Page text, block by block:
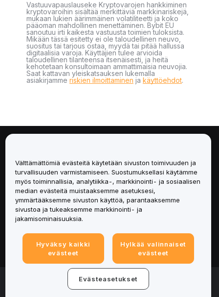
Vastuuvapauslauseke Kryptovarojen hankkiminen
kryptovaroihin sisältää merkittäviä markkinariskejä,
mukaan lukien äärimmäinen volatiliteetti ja koko
pääoman mahdollinen menettäminen. Bybit EU
sanoutuu irti kaikesta vastuusta toimien tuloksista.
Mikään tässä esitetty ei ole taloudellinen neuvo,
suositus tai tarjous ostaa, myydä tai pitää hallussa
digitaalisia varoja. Käyttäjien tulee arvioida
taloudellinen tilanteensa itsenäisesti, ja heitä
kehotetaan konsultoimaan ammattimaisia neuvojia.
Saat kattavan yleiskatsauksen lukemalla
asiakirjamme riskien ilmoittaminen ja käyttöehdot.
Palvelut
Tuki
Tuotteet
Lakiasiat
© 2025-2026 Bybit.eu. Kaikki oikeudet pidätetään.
Välttämättömiä evästeitä käytetään sivuston toimivuuden ja
turvallisuuden varmistamiseen. Suostumuksellasi käytämme
myös toiminnallisia, analytiikka-, markkinointi- ja sosiaalisen
median evästeitä muistaaksemme asetuksesi,
ymmärtääksemme sivuston käyttöä, parantaaksemme
sivustoa ja tukeaksemme markkinointi- ja
jakamisominaisuuksia.
Hyväksy kaikki
evästeet
Hylkää valinnaiset
evästeet
Evästeasetukset